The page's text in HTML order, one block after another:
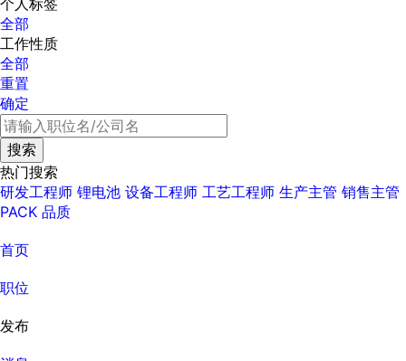
个人标签
全部
工作性质
全部
重置
确定
热门搜索
研发工程师 锂电池 设备工程师 工艺工程师 生产主管 销售主管
PACK 品质
首页
职位
发布